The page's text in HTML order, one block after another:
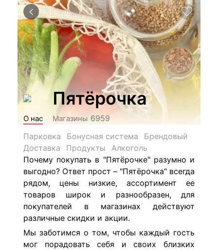
Пятёрочка
О нас Магазины 6959
Парковка
Бонусная система
Брендовый
Доставка
Продукты
Алкоголь
Почему покупать в "Пятёрочке" разумно и
выгодно? Ответ прост – "Пятёрочка" всегда
рядом, цены низкие, ассортимент ее
товаров широк и разнообразен, для
покупателей в магазинах действуют
различные скидки и акции.
Мы заботимся о том, чтобы каждый гость
мог порадовать себя и своих близких